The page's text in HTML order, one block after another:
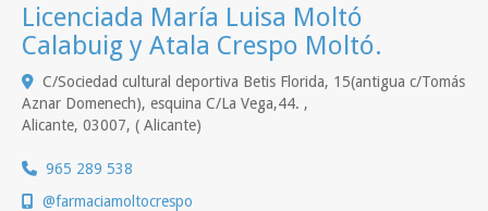
Licenciada María Luisa Moltó
Calabuig y Atala Crespo Moltó.
C/Sociedad cultural deportiva Betis Florida, 15(antigua c/Tomás
Aznar Domenech), esquina C/La Vega,44. ,
Alicante, 03007, ( Alicante)
965 289 538
@farmaciamoltocrespo